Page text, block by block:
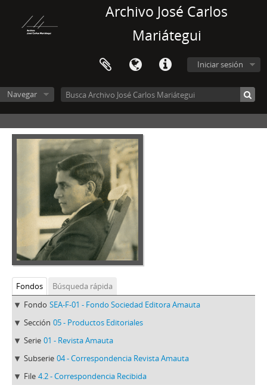
Archivo José Carlos
Mariátegui
Iniciar sesión
Navegar
Fondos
Búsqueda rápida
Fondo SEA-F-01 - Fondo Sociedad Editora Amauta
Sección 05 - Productos Editoriales
Serie 01 - Revista Amauta
Subserie 04 - Correspondencia Revista Amauta
File 4.2 - Correspondencia Recibida